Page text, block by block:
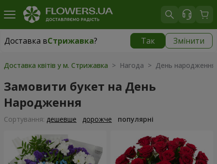
Доставка вСтрижавка? Так Змінити
Доставка вСтрижавка| безкоштовно
Доставка квітів у м. Стрижавка > Нагода > День народження
Замовити букет на День
Народження
Сортування: дешевше дорожче популярні